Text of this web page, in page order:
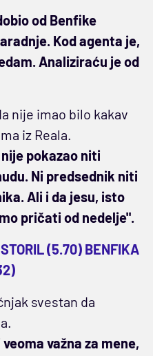
od Benfike
Kod agenta je,
Analiziraću je od
nije imao bilo kakav
iz Reala.
pokazao niti
Ni predsednik niti
Ali i da jesu, isto
pričati od nedelje".
(5.70) BENFIKA
svestan da
važna za mene,